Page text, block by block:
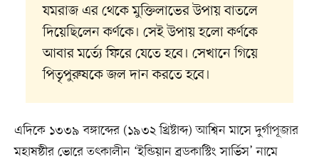
যমরাজ এর থেকে মুক্তিলাভের উপায় বাতলে
দিয়েছিলেন কর্ণকে। সেই উপায় হলো কর্ণকে
আবার মর্ত্যে ফিরে যেতে হবে। সেখানে গিয়ে
পিতৃপুরুষকে জল দান করতে হবে।
এদিকে ১৩৩৯ বঙ্গাব্দের (১৯৩২ খ্রিষ্টাব্দ) আশ্বিন মাসে দুর্গাপূজার
মহাষষ্ঠীর ভোরে তৎকালীন ‘ইন্ডিয়ান ব্রডকাস্টিং সার্ভিস’ নামে